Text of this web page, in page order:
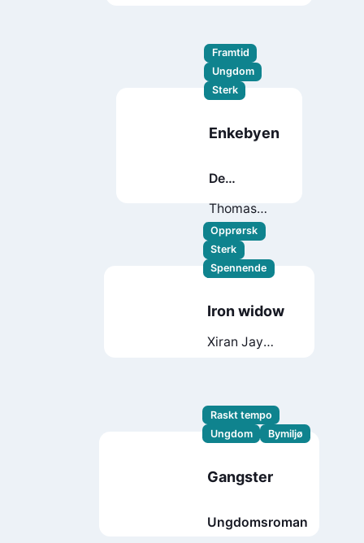
Framtid
Ungdom
Sterk
Enkebyen
De
Thomas
Enger
Opprørsk
Sterk
Spennende
Iron widow
Xiran Jay
Raskt tempo
Ungdom
Bymiljø
Gangster
Ungdomsroman